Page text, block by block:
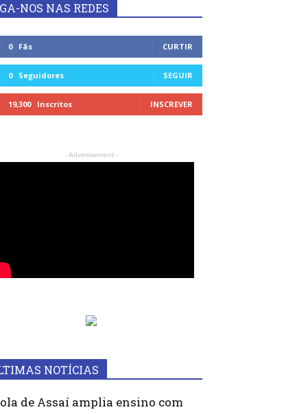
NOS NAS REDES
0 Fãs CURTIR
0 Seguidores SEGUIR
19,300 Inscritos INSCREVER
- Advertisement -
NOTÍCIAS
de Assaí amplia ensino com